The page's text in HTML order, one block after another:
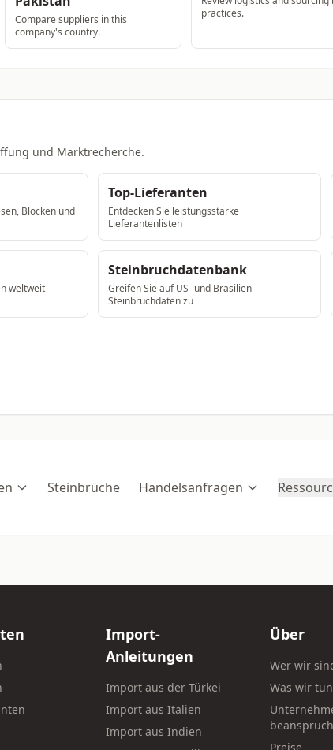
Compare suppliers in this
company's country.
practices.
und Marktrecherche.
Blocken und
Top-Lieferanten
Entdecken Sie leistungsstarke
Lieferantenlisten
weltweit
Steinbruchdatenbank
Greifen Sie auf US- und Brasilien-
Steinbruchdaten zu
Steinbrüche Handelsanfragen
Import-
Anleitungen
Import aus der Türkei
Import aus Italien
Import aus Indien
Über
Wer wir
Was wir tun